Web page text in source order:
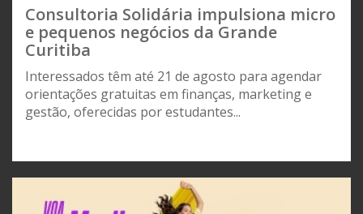
Consultoria Solidária impulsiona micro
e pequenos negócios da Grande
Curitiba
Interessados têm até 21 de agosto para agendar
orientações gratuitas em finanças, marketing e
gestão, oferecidas por estudantes...